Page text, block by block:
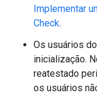
Implementar
Check.
Os usuários
inicialização.
reatestado
os usuários